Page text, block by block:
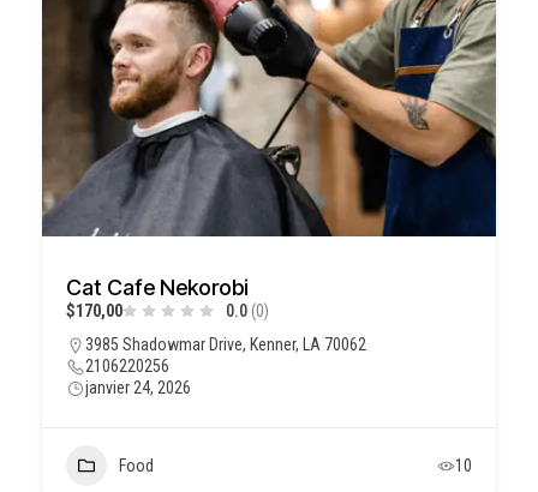
Cat Cafe Nekorobi
$170,00 0.0 (0)
3985 Shadowmar Drive, Kenner, LA 70062
2106220256
janvier 24, 2026
Food 10